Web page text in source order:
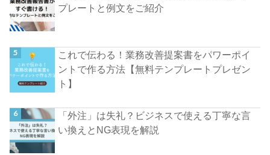
プレートと例文をご紹介
これで伝わる！業務改善提案書をパワーポイ
ントで作る方法【無料テンプレートプレゼン
ト】
「外注」は失礼？ビジネスで使える丁寧な言
い換えとNG表現を解説